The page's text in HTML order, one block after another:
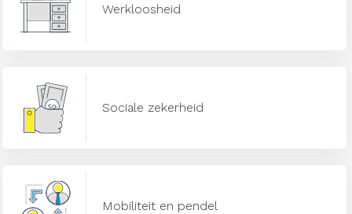
Werkloosheid
Sociale zekerheid
Mobiliteit en pendel